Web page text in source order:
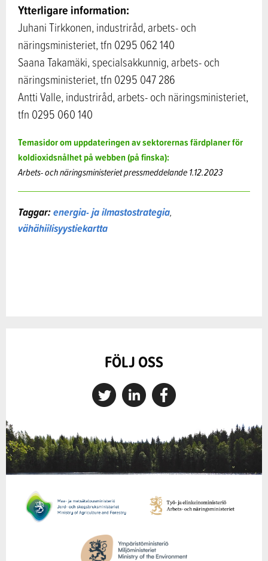
Ytterligare information:
Juhani Tirkkonen, industriråd, arbets- och
näringsministeriet, tfn 0295 062 140
Saana Takamäki, specialsakkunnig, arbets- och
näringsministeriet, tfn 0295 047 286
Antti Valle, industriråd, arbets- och näringsministeriet,
tfn 0295 060 140
Temasidor om uppdateringen av sektorernas färdplaner för
koldioxidsnålhet på webben (på finska):
Arbets- och näringsministeriet pressmeddelande 1.12.2023
Taggar:energia- ja ilmastostrategia,
vähähiilisyystiekartta
FÖLJ OSS